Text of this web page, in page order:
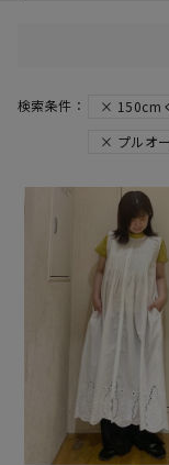
150cm
プルオ